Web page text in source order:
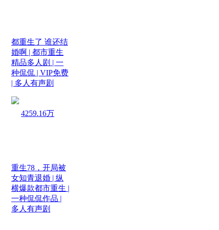
都重生了 谁还结
婚啊 | 都市重生
精品多人剧 | 一
种侃侃 | VIP免费
| 多人有声剧
4259.16万
重生78，开局被
女知青退婚 | 纵
横爆款都市重生 |
一种侃侃作品 |
多人有声剧